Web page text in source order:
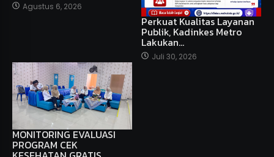
Agustus 6, 2026
Perkuat Kualitas Layanan
Publik, Kadinkes Metro
Lakukan…
Juli 30, 2026
MONITORING EVALUASI
PROGRAM CEK